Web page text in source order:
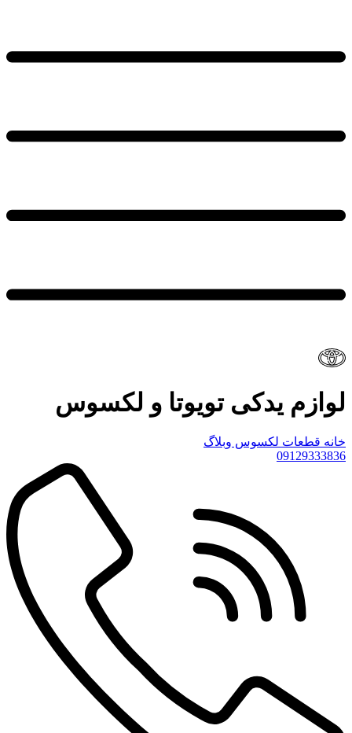
لوازم یدکی تویوتا و لکسوس
خانه قطعات لکسوس وبلاگ
09129333836